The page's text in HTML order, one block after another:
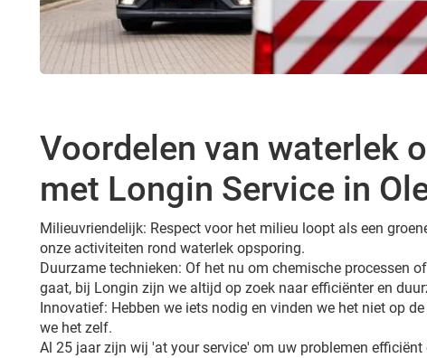
Voordelen van waterlek
met Longin Service in
Milieuvriendelijk: Respect voor het milieu loopt als een
onze activiteiten rond waterlek opsporing.
Duurzame technieken: Of het nu om chemische processen
gaat, bij Longin zijn we altijd op zoek naar efficiënter en
Innovatief: Hebben we iets nodig en vinden we het niet op
we het zelf.
Al 25 jaar zijn wij 'at your service' om uw problemen efficiënt